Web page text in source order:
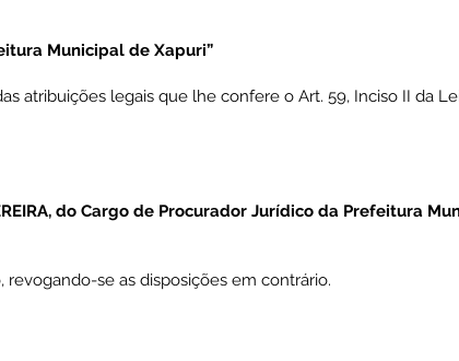
Municipal de Xapuri”
atribuições legais que lhe confere o Art. 59, Inciso II da
do Cargo de Procurador Jurídico da Prefeitura
se as disposições em contrário.